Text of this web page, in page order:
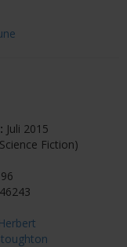
Juli 2015
Fiction)